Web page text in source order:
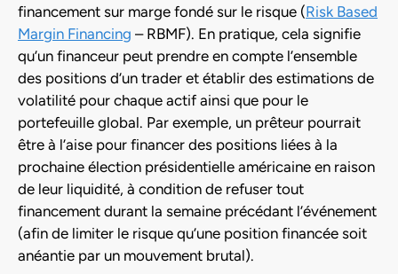
financement sur marge fondé sur le risque (Risk Based
Margin Financing – RBMF). En pratique, cela signifie
qu’un financeur peut prendre en compte l’ensemble
des positions d’un trader et établir des estimations de
volatilité pour chaque actif ainsi que pour le
portefeuille global. Par exemple, un prêteur pourrait
être à l’aise pour financer des positions liées à la
prochaine élection présidentielle américaine en raison
de leur liquidité, à condition de refuser tout
financement durant la semaine précédant l’événement
(afin de limiter le risque qu’une position financée soit
anéantie par un mouvement brutal).